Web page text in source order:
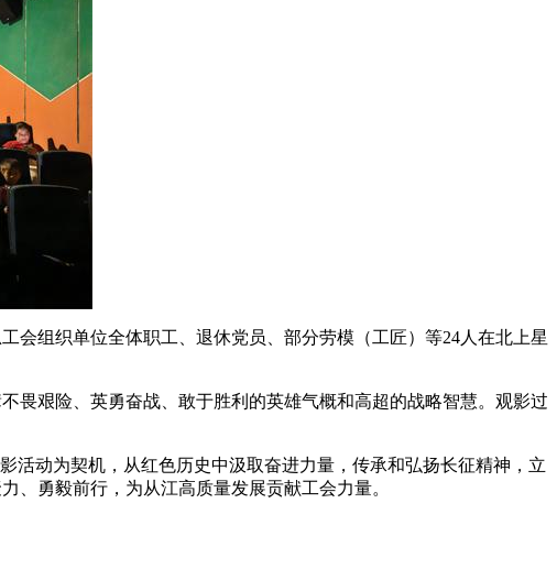
会组织单位全体职工、退休党员、部分劳模（工匠）等24人在北上星
畏艰险、英勇奋战、敢于胜利的英雄气概和高超的战略智慧。观影过
动为契机，从红色历史中汲取奋进力量，传承和弘扬长征精神，立
、勇毅前行，为从江高质量发展贡献工会力量。